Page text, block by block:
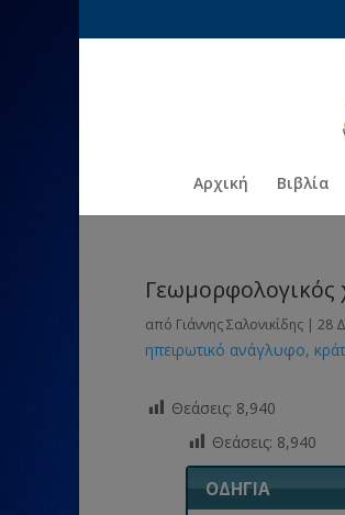
Αρχική Βιβλία
Γεωμορφολογικός
από Γιάννης Σαλονικίδης | 28
ηπειρωτικό ανάγλυφο
Θεάσεις: 8,940
Θεάσεις: 8,940
ΟΔΗΓΙΑ